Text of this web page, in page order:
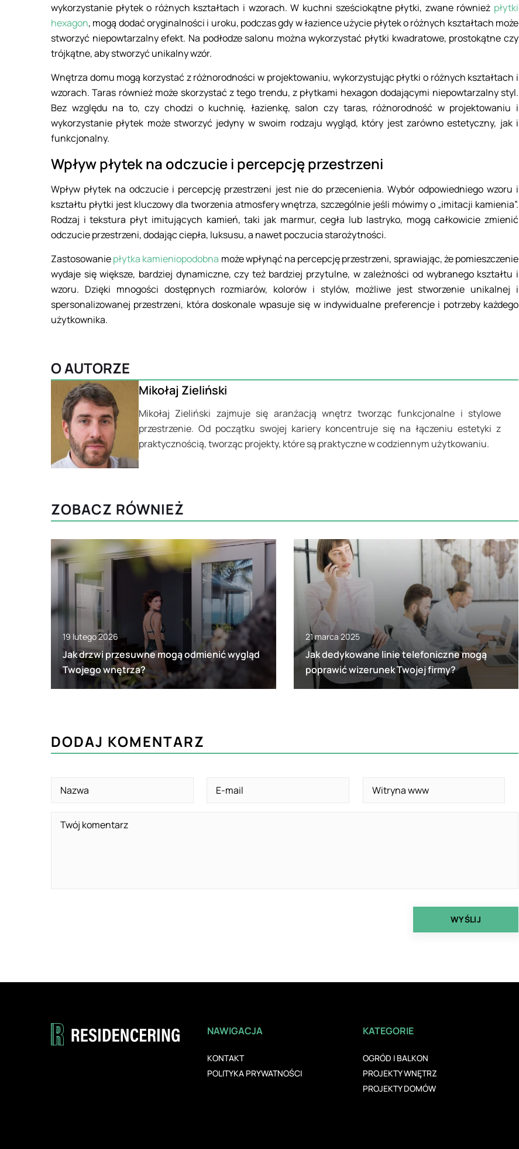
wykorzystanie płytek o różnych kształtach i wzorach. W kuchni sześciokątne płytki, zwane również płytki
hexagon, mogą dodać oryginalności i uroku, podczas gdy w łazience użycie płytek o różnych kształtach może
stworzyć niepowtarzalny efekt. Na podłodze salonu można wykorzystać płytki kwadratowe, prostokątne czy
trójkątne, aby stworzyć unikalny wzór.
Wnętrza domu mogą korzystać z różnorodności w projektowaniu, wykorzystując płytki o różnych kształtach i
wzorach. Taras również może skorzystać z tego trendu, z płytkami hexagon dodającymi niepowtarzalny styl.
Bez względu na to, czy chodzi o kuchnię, łazienkę, salon czy taras, różnorodność w projektowaniu i
wykorzystanie płytek może stworzyć jedyny w swoim rodzaju wygląd, który jest zarówno estetyczny, jak i
funkcjonalny.
Wpływ płytek na odczucie i percepcję przestrzeni
Wpływ płytek na odczucie i percepcję przestrzeni jest nie do przecenienia. Wybór odpowiedniego wzoru i
kształtu płytki jest kluczowy dla tworzenia atmosfery wnętrza, szczególnie jeśli mówimy o „imitacji kamienia”.
Rodzaj i tekstura płyt imitujących kamień, taki jak marmur, cegła lub lastryko, mogą całkowicie zmienić
odczucie przestrzeni, dodając ciepła, luksusu, a nawet poczucia starożytności.
Zastosowaniepłytka kamieniopodobna może wpłynąć na percepcję przestrzeni, sprawiając, że pomieszczenie
wydaje się większe, bardziej dynamiczne, czy też bardziej przytulne, w zależności od wybranego kształtu i
wzoru. Dzięki mnogości dostępnych rozmiarów, kolorów i stylów, możliwe jest stworzenie unikalnej i
spersonalizowanej przestrzeni, która doskonale wpasuje się w indywidualne preferencje i potrzeby każdego
użytkownika.
O AUTORZE
Mikołaj Zieliński
Mikołaj Zieliński zajmuje się aranżacją wnętrz tworząc funkcjonalne i stylowe
przestrzenie. Od początku swojej kariery koncentruje się na łączeniu estetyki z
praktycznością, tworząc projekty, które są praktyczne w codziennym użytkowaniu.
ZOBACZ RÓWNIEŻ
19 lutego 2026
Jak drzwi przesuwne mogą odmienić wygląd
Twojego wnętrza?
21 marca 2025
Jak dedykowane linie telefoniczne mogą
poprawić wizerunek Twojej firmy?
DODAJ KOMENTARZ
NAWIGACJA
KONTAKT
POLITYKA PRYWATNOŚCI
KATEGORIE
OGRÓD I BALKON
PROJEKTY WNĘTRZ
PROJEKTY DOMÓW